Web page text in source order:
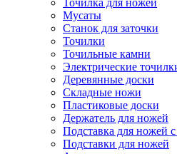
Точилка для ножей
Мусаты
Станок для заточки
Точилки
Точильные камни
Электрические
Деревянные доски
Складные ножи
Пластиковые доски
Держатель для ножей
Подставка для ножей
Подставки для ножей